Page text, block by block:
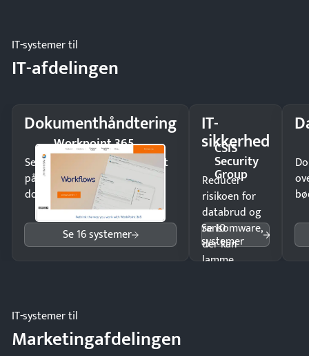
IT-systemer til
IT-afdelingen
Dokumenthåndtering
Workpoint 365
Send kontrakter til underskrift
på minutter og mist ingen
dokumenter.
Se 16 systemer
IT-
sikkerhed
CSIS
Security
Group
Reducer
risikoen for
databrud og
ransomware,
der kan
lamme
Se 10
systemer
IT-systemer til
Marketingafdelingen